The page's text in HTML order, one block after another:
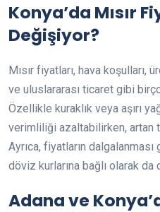
Konya’da Mısır
Değişiyor?
Mısır fiyatları, hava koşulları,
ve uluslararası ticaret gibi
Özellikle kuraklık veya aşırı
verimliliği azaltabilirken, artan
Ayrıca, fiyatların
döviz kurlarına bağlı olarak
Adana ve